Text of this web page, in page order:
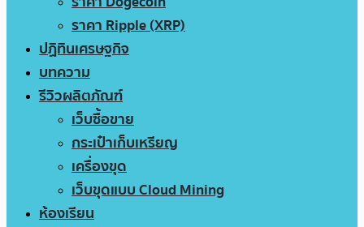
ราคา Ripple (XRP)
ปฏิทินเศรษฐกิจ
บทความ
รีวิวผลิตภัณฑ์
เว็บซื้อขาย
กระเป๋าเก็บเหรียญ
เครื่องขุด
เว็บขุดแบบ Cloud Mining
ห้องเรียน